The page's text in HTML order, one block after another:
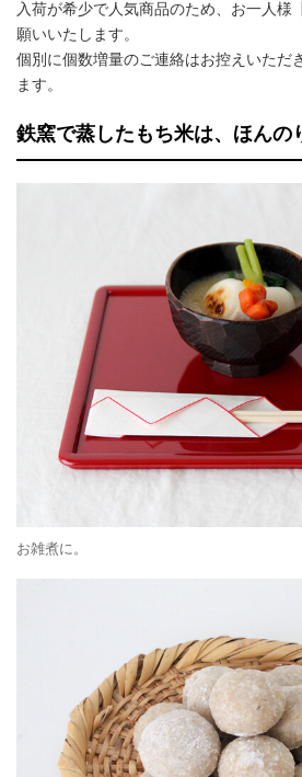
入荷が希少で人気商品のため、お一人様
願いいたします。
個別に個数増量のご連絡はお控えいただ
ます。
鉄窯で蒸したもち米は、ほんの
お雑煮に。